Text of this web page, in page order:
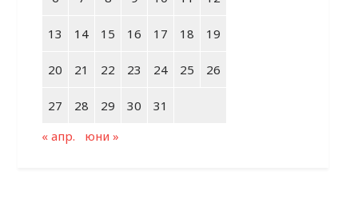
13 14 15 16 17 18 19
20 21 22 23 24 25 26
27 28 29 30
31
« апр.
юни »